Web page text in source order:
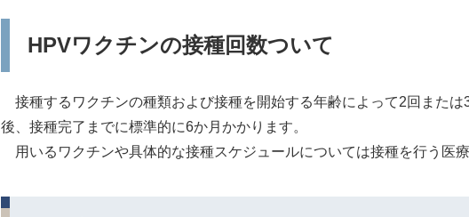
HPVワクチンの接種回数ついて
接種するワクチンの種類および接種を開始する年齢によって2回または
後、接種完了までに標準的に6か月かかります。
用いるワクチンや具体的な接種スケジュールについては接種を行う医療